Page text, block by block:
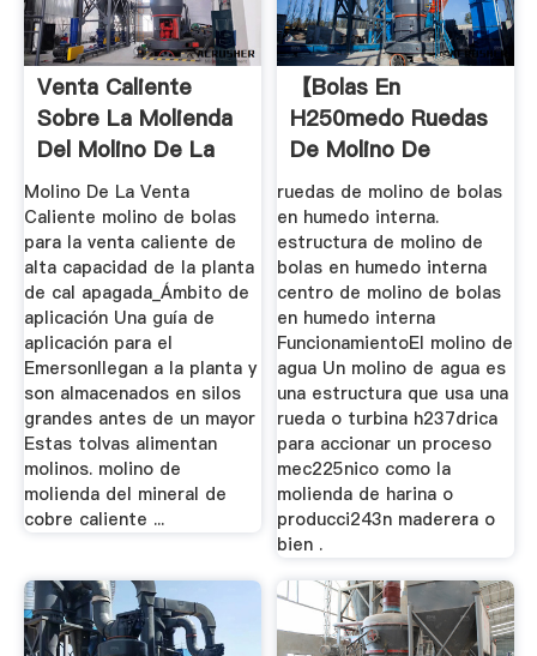
Venta Caliente
Sobre La Molienda
Del Molino De La
Bola Del ...
Molino De La Venta
Caliente molino de bolas
para la venta caliente de
alta capacidad de la planta
de cal apagada_Ámbito de
aplicación Una guía de
aplicación para el
Emersonllegan a la planta y
son almacenados en silos
grandes antes de un mayor
Estas tolvas alimentan
molinos. molino de
molienda del mineral de
cobre caliente ...
【bolas En
H250medo Ruedas
De Molino De
Relleno】
ruedas de molino de bolas
en humedo interna.
estructura de molino de
bolas en humedo interna
centro de molino de bolas
en humedo interna
FuncionamientoEl molino de
agua Un molino de agua es
una estructura que usa una
rueda o turbina h237drica
para accionar un proceso
mec225nico como la
molienda de harina o
producci243n maderera o
bien .